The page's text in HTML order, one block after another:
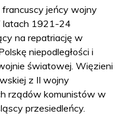
jeńcy wojny
latach 1921-24
na repatriację w
niepodległości i
światowej. Więzieni
z II wojny
rządów komunistów w
przesiedleńcy.